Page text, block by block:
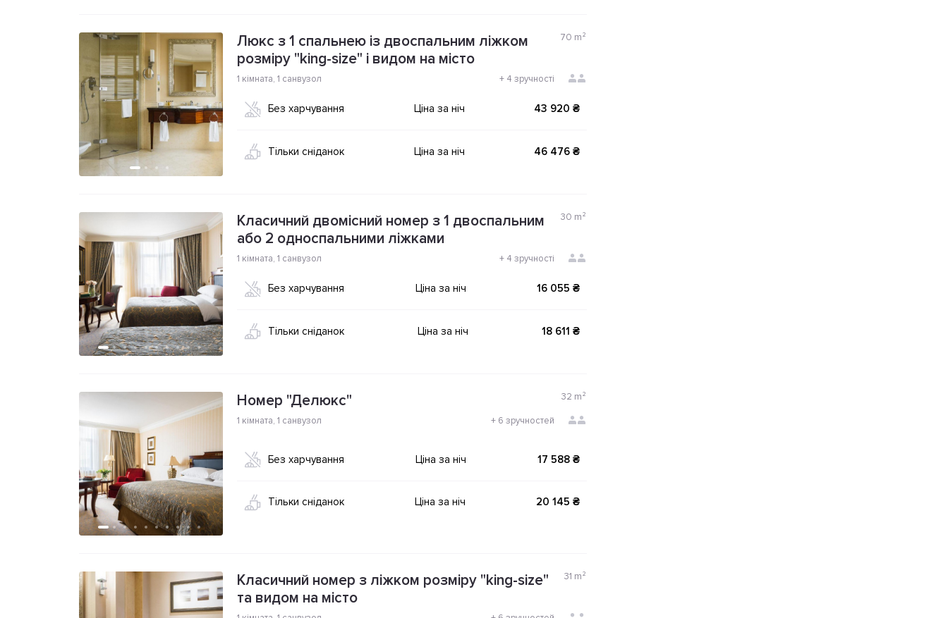
Люкс з 1 спальнею із двоспальним ліжком
розміру "king-size" і видом на місто
70 m²
1 кімната, 1 санвузол + 4 зручності
Без харчування Ціна за ніч 43 920 ₴
Тільки сніданок Ціна за ніч 46 476 ₴
Класичний двомісний номер з 1 двоспальним
або 2 односпальними ліжками
30 m²
1 кімната, 1 санвузол + 4 зручності
Без харчування Ціна за ніч 16 055 ₴
Тільки сніданок Ціна за ніч 18 611 ₴
Номер "Делюкс" 32 m²
1 кімната, 1 санвузол + 6 зручностей
Без харчування Ціна за ніч 17 588 ₴
Тільки сніданок Ціна за ніч 20 145 ₴
Класичний номер з ліжком розміру "king-size"
та видом на місто
31 m²